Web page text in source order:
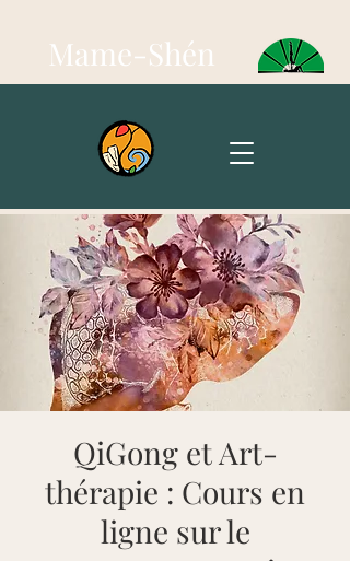
Mame-Shén
QiGong et Art-
thérapie : Cours en
ligne sur le